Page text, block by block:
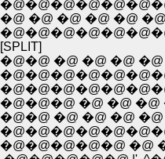
�@ �@ �@ �@ �@
[SPLIT]
�@�@ �@ �@ �@
�@�@�@ �@ �@ �@
�@�@ �@ �@ �@
�@�@�@�@�@ �@